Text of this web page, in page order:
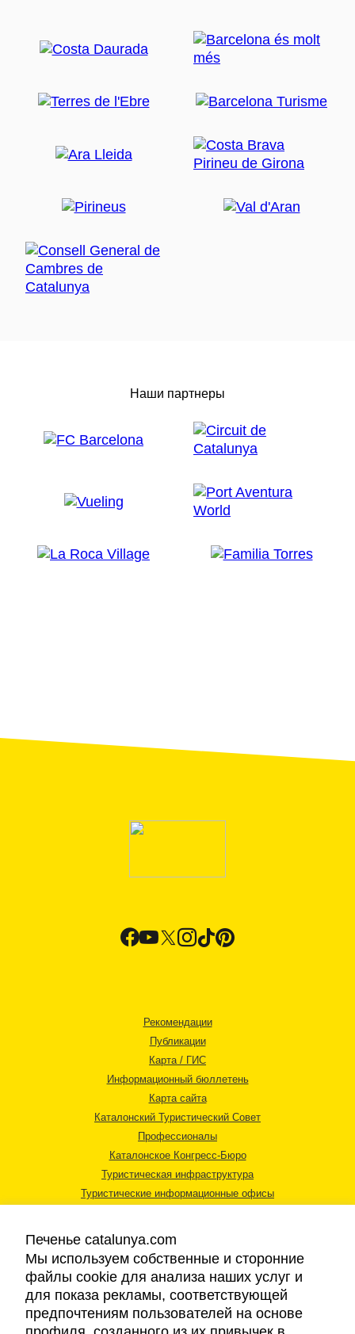
Наши партнеры
Рекомендации
Публикации
Карта / ГИС
Информационный бюллетень
Карта сайта
Каталонский Туристический Совет
Профессионалы
Каталонское Конгресс-Бюро
Туристическая инфраструктура
Туристические информационные офисы
Правовая информация
Печенье catalunya.com
Мы используем собственные и сторонние
файлы cookie для анализа наших услуг и
для показа рекламы, соответствующей
предпочтениям пользователей на основе